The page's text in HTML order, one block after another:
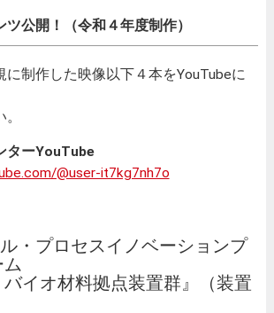
公開！（令和４年度制作）
に制作した映像以下４本をYouTubeに
ターYouTube
@user-it7kg7nh7o
・プロセスイノベーションプ
オ材料拠点装置群』（装置